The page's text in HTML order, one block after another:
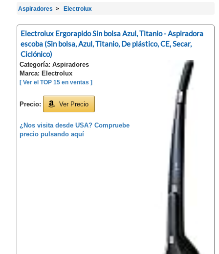
Aspiradores Electrolux
Electrolux Ergorapido Sin bolsa Azul, Titanio - Aspiradora
escoba (Sin bolsa, Azul, Titanio, De plástico, CE, Secar,
Ciclónico)
Categoría: Aspiradores
Marca: Electrolux
[ Ver el TOP 15 en ventas ]
Precio: Ver Precio
¿Nos visita desde USA? Compruebe
precio pulsando aquí